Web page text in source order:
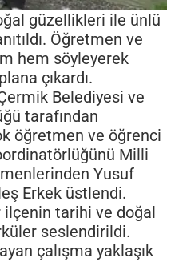
güzellikleri ile ünlü
Öğretmen ve
hem söyleyerek
çıkardı.
Belediyesi ve
tarafından
öğretmen ve öğrenci
Milli
Yusuf
Erkek üstlendi.
tarihi ve doğal
seslendirildi.
çalışma yaklaşık